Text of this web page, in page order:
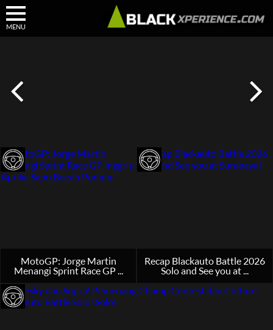
MENU
MotoGP: Jorge Martin
Menangi Sprint Race GP ...
Recap Blackauto Battle 2026
Solo and See you at ...